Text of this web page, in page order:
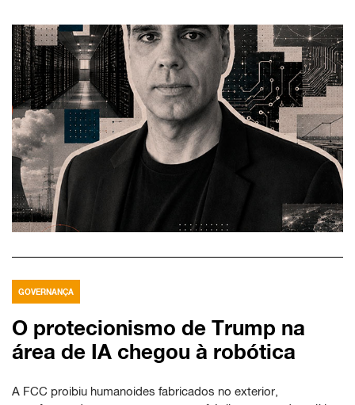
GOVERNANÇA
O protecionismo de Trump na
área de IA chegou à robótica
A FCC proibiu humanoides fabricados no exterior,